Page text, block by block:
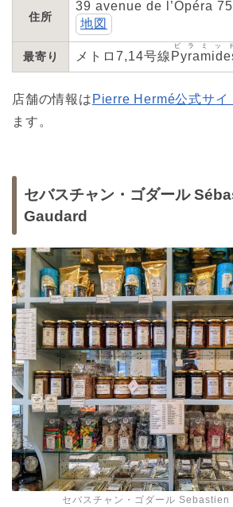
住所
39 avenue de l’Opéra
地図
最寄り メトロ7,14号線
ピラミッド
店舗の情報は Pierre Hermé公式サイ
ます。
セバスチャン・ゴダール
Gaudard
セバスチャン・ゴダール Sebastien